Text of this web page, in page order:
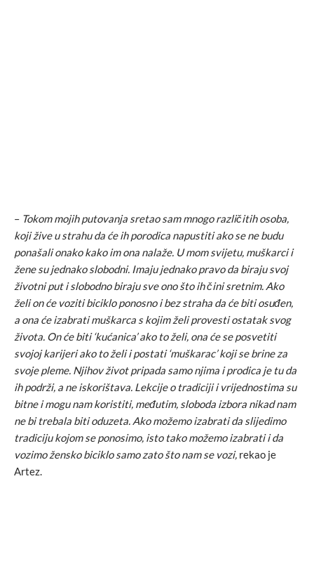
– Tokom mojih putovanja sretao sam mnogo različitih osoba,
koji žive u strahu da će ih porodica napustiti ako se ne budu
ponašali onako kako im ona nalaže. U mom svijetu, muškarci i
žene su jednako slobodni. Imaju jednako pravo da biraju svoj
životni put i slobodno biraju sve ono što ih čini sretnim. Ako
želi on će voziti biciklo ponosno i bez straha da će biti osuđen,
a ona će izabrati muškarca s kojim želi provesti ostatak svog
života. On će biti ‘kućanica’ ako to želi, ona će se posvetiti
svojoj karijeri ako to želi i postati ‘muškarac’ koji se brine za
svoje pleme. Njihov život pripada samo njima i prodica je tu da
ih podrži, a ne iskorištava. Lekcije o tradiciji i vrijednostima su
bitne i mogu nam koristiti, međutim, sloboda izbora nikad nam
ne bi trebala biti oduzeta. Ako možemo izabrati da slijedimo
tradiciju kojom se ponosimo, isto tako možemo izabrati i da
vozimo žensko biciklo samo zato što nam se vozi, rekao je
Artez.